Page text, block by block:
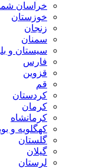
خراسان
خوزستان
زنجان
سمنان
سیستان و
فارس
قزوین
قم
کردستان
کرمان
کرمانشاه
کهگلویه و
گلستان
گیلان
لرستان